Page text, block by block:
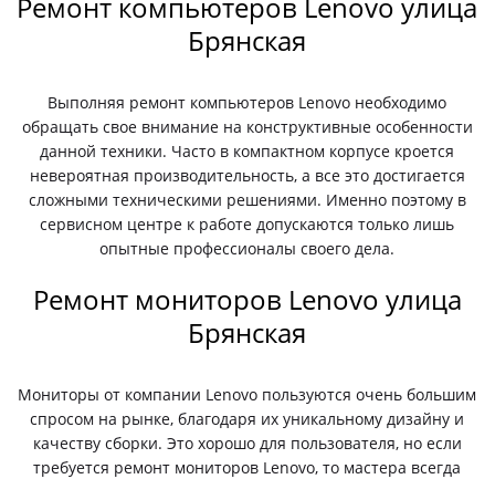
Брянская
Выполняя ремонт компьютеров Lenovo необходимо
обращать свое внимание на конструктивные особенности
данной техники. Часто в компактном корпусе кроется
невероятная производительность, а все это достигается
сложными техническими решениями. Именно поэтому в
сервисном центре к работе допускаются только лишь
опытные профессионалы своего дела.
Ремонт мониторов Lenovo улица
Брянская
Мониторы от компании Lenovo пользуются очень большим
спросом на рынке, благодаря их уникальному дизайну и
качеству сборки. Это хорошо для пользователя, но если
требуется ремонт мониторов Lenovo, то мастера всегда